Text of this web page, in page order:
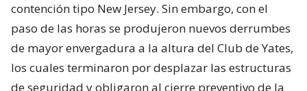
contención tipo New Jersey. Sin embargo, con el
paso de las horas se produjeron nuevos derrumbes
de mayor envergadura a la altura del Club de Yates,
los cuales terminaron por desplazar las estructuras
de seguridad y obligaron al cierre preventivo de la